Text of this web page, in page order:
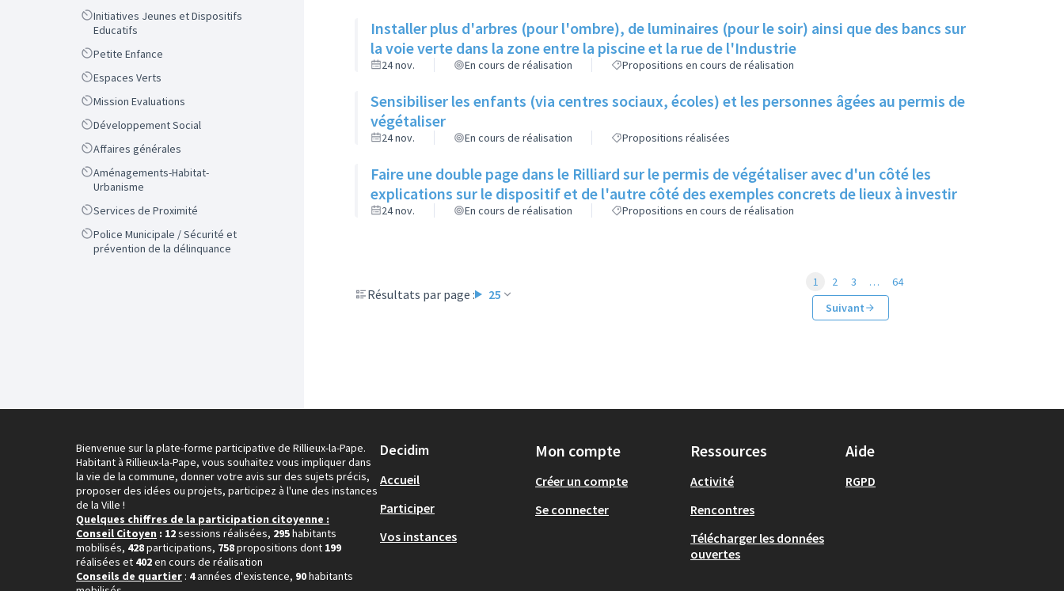
Scope
Initiatives Jeunes et Dispositifs
Educatifs
ScopePetite Enfance
ScopeEspaces Verts
ScopeMission Evaluations
ScopeDéveloppement Social
ScopeAffaires générales
Scope
Aménagements-Habitat-
Urbanisme
ScopeServices de Proximité
Scope
Police Municipale / Sécurité et
prévention de la délinquance
Installer plus d'arbres (pour l'ombre), de luminaires (pour le soir) ainsi que des bancs sur
la voie verte dans la zone entre la piscine et la rue de l'Industrie
24 nov. En cours de réalisation Propositions en cours de réalisation
Sensibiliser les enfants (via centres sociaux, écoles) et les personnes âgées au permis de
végétaliser
24 nov. En cours de réalisation Propositions réalisées
Faire une double page dans le Rilliard sur le permis de végétaliser avec d'un côté les
explications sur le dispositif et de l'autre côté des exemples concrets de lieux à investir
24 nov. En cours de réalisation Propositions en cours de réalisation
Résultats par page : 25
1 2 3 …
64
Suivant
Bienvenue sur la plate-forme participative de Rillieux-la-Pape.
Habitant à Rillieux-la-Pape, vous souhaitez vous impliquer dans
la vie de la commune, donner votre avis sur des sujets précis,
proposer des idées ou projets, participez à l'une des instances
de la Ville !
Quelques chiffres de la participation citoyenne :
Conseil Citoyen : 12sessions réalisées, 295habitants
mobilisés, 428participations, 758propositions dont 199
réalisées et 402en cours de réalisation
Conseils de quartier : 4années d'existence, 90habitants
Decidim
Accueil
Participer
Vos instances
Mon compte
Créer un compte
Se connecter
Ressources
Activité
Rencontres
Télécharger les données
ouvertes
Aide
RGPD